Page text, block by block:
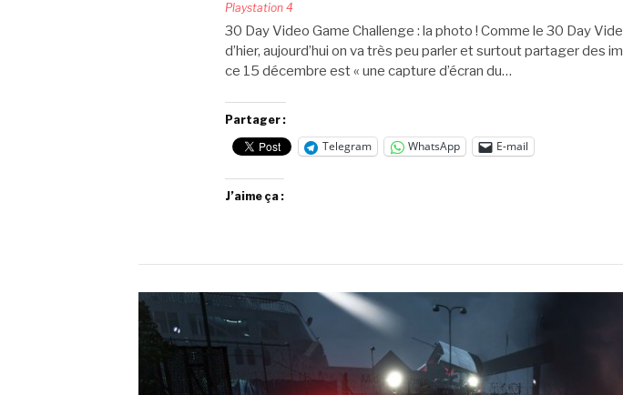
Playstation 4
30 Day Video Game Challenge : la photo ! Comme le 30 Day
d’hier, aujourd’hui on va très peu parler et surtout partager des
ce 15 décembre est « une capture d’écran du…
Partager :
Telegram WhatsApp E-mail
J’aime ça :